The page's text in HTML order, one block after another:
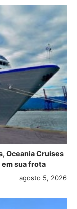
Oceania Cruises
sua frota
agosto 5, 2026